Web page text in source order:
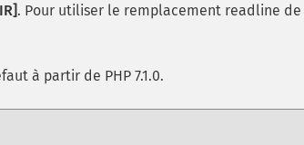
. Pour utiliser le remplacement readline
à partir de PHP 7.1.0.